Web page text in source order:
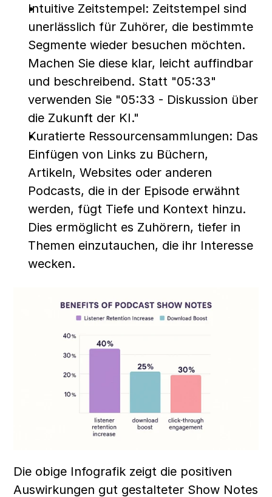
Intuitive Zeitstempel: Zeitstempel sind
unerlässlich für Zuhörer, die bestimmte
Segmente wieder besuchen möchten.
Machen Sie diese klar, leicht auffindbar
und beschreibend. Statt "05:33"
verwenden Sie "05:33 - Diskussion über
die Zukunft der KI."
Kuratierte Ressourcensammlungen: Das
Einfügen von Links zu Büchern,
Artikeln, Websites oder anderen
Podcasts, die in der Episode erwähnt
werden, fügt Tiefe und Kontext hinzu.
Dies ermöglicht es Zuhörern, tiefer in
Themen einzutauchen, die ihr Interesse
wecken.
Die obige Infografik zeigt die positiven
Auswirkungen gut gestalteter Show Notes